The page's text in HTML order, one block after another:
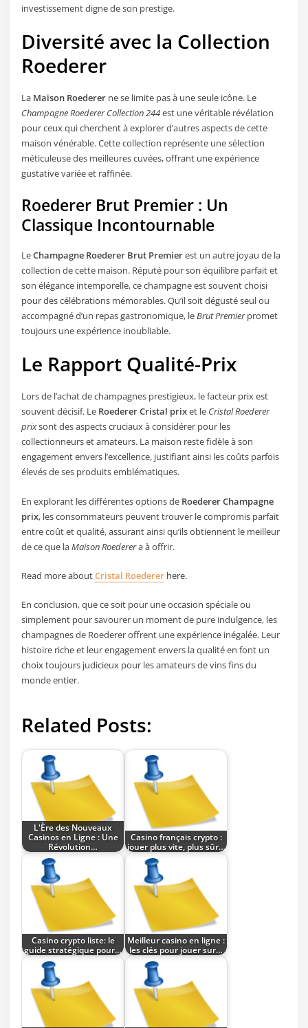
investissement digne de son prestige.
Diversité avec la Collection
Roederer
La Maison Roederer ne se limite pas à une seule icône. Le
Champagne Roederer Collection 244est une véritable révélation
pour ceux qui cherchent à explorer d’autres aspects de cette
maison vénérable. Cette collection représente une sélection
méticuleuse des meilleures cuvées, offrant une expérience
gustative variée et raffinée.
Roederer Brut Premier : Un
Classique Incontournable
LeChampagne Roederer Brut Premierest un autre joyau de la
collection de cette maison. Réputé pour son équilibre parfait et
son élégance intemporelle, ce champagne est souvent choisi
pour des célébrations mémorables. Qu’il soit dégusté seul ou
accompagné d’un repas gastronomique, leBrut Premierpromet
toujours une expérience inoubliable.
Le Rapport Qualité-Prix
Lors de l’achat de champagnes prestigieux, le facteur prix est
souvent décisif. Le Roederer Cristal prixet le Cristal Roederer
prixsont des aspects cruciaux à considérer pour les
collectionneurs et amateurs. La maison reste fidèle à son
engagement envers l’excellence, justifiant ainsi les coûts parfois
élevés de ses produits emblématiques.
En explorant les différentes options de Roederer Champagne
prix, les consommateurs peuvent trouver le compromis parfait
entre coût et qualité, assurant ainsi qu’ils obtiennent le meilleur
de ce que laMaison Roederera à offrir.
Read more aboutCristal Roederer here.
En conclusion, que ce soit pour une occasion spéciale ou
simplement pour savourer un moment de pure indulgence, les
champagnes de Roederer offrent une expérience inégalée. Leur
histoire riche et leur engagement envers la qualité en font un
choix toujours judicieux pour les amateurs de vins fins du
monde entier.
Related Posts:
L'Ère des Nouveaux
Casinos en Ligne : Une
Révolution…
Casino français crypto :
jouer plus vite, plus sûr…
Casino crypto liste: le
guide stratégique pour…
Meilleur casino en ligne :
les clés pour jouer sur…